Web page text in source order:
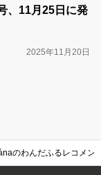
、11月25日に発
2025年11月20日
のわんだふるレコメ